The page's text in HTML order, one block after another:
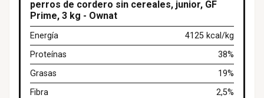
perros de cordero sin cereales, junior, GF
Prime, 3 kg - Ownat
Energía
4125 kcal/kg
Proteínas
38%
Grasas
19%
Fibra
2,5%